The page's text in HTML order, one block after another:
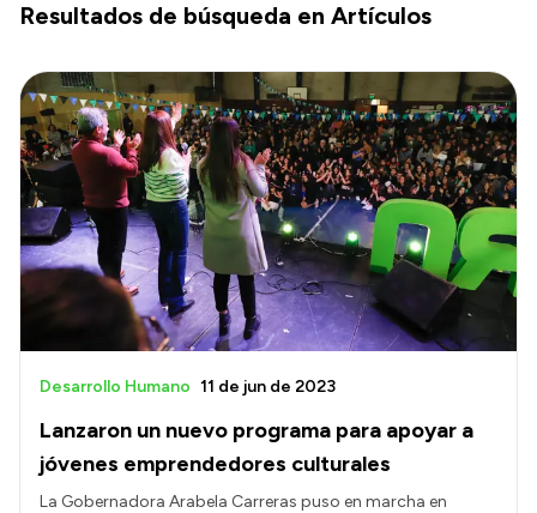
Misión
Autoridades
Delegaciones
Normativa
Transparencia
Presupuesto
Boletín Oficial
Compras y licitaciones
Consulta de pago a proveedores
Convocatorias
Resultados de búsqueda en Artículos
Lanzaron un nuevo programa para apoyar a
jóvenes emprendedores culturales
Desarrollo Humano 11 de jun de 2023
La Gobernadora Arabela Carreras puso en marcha en